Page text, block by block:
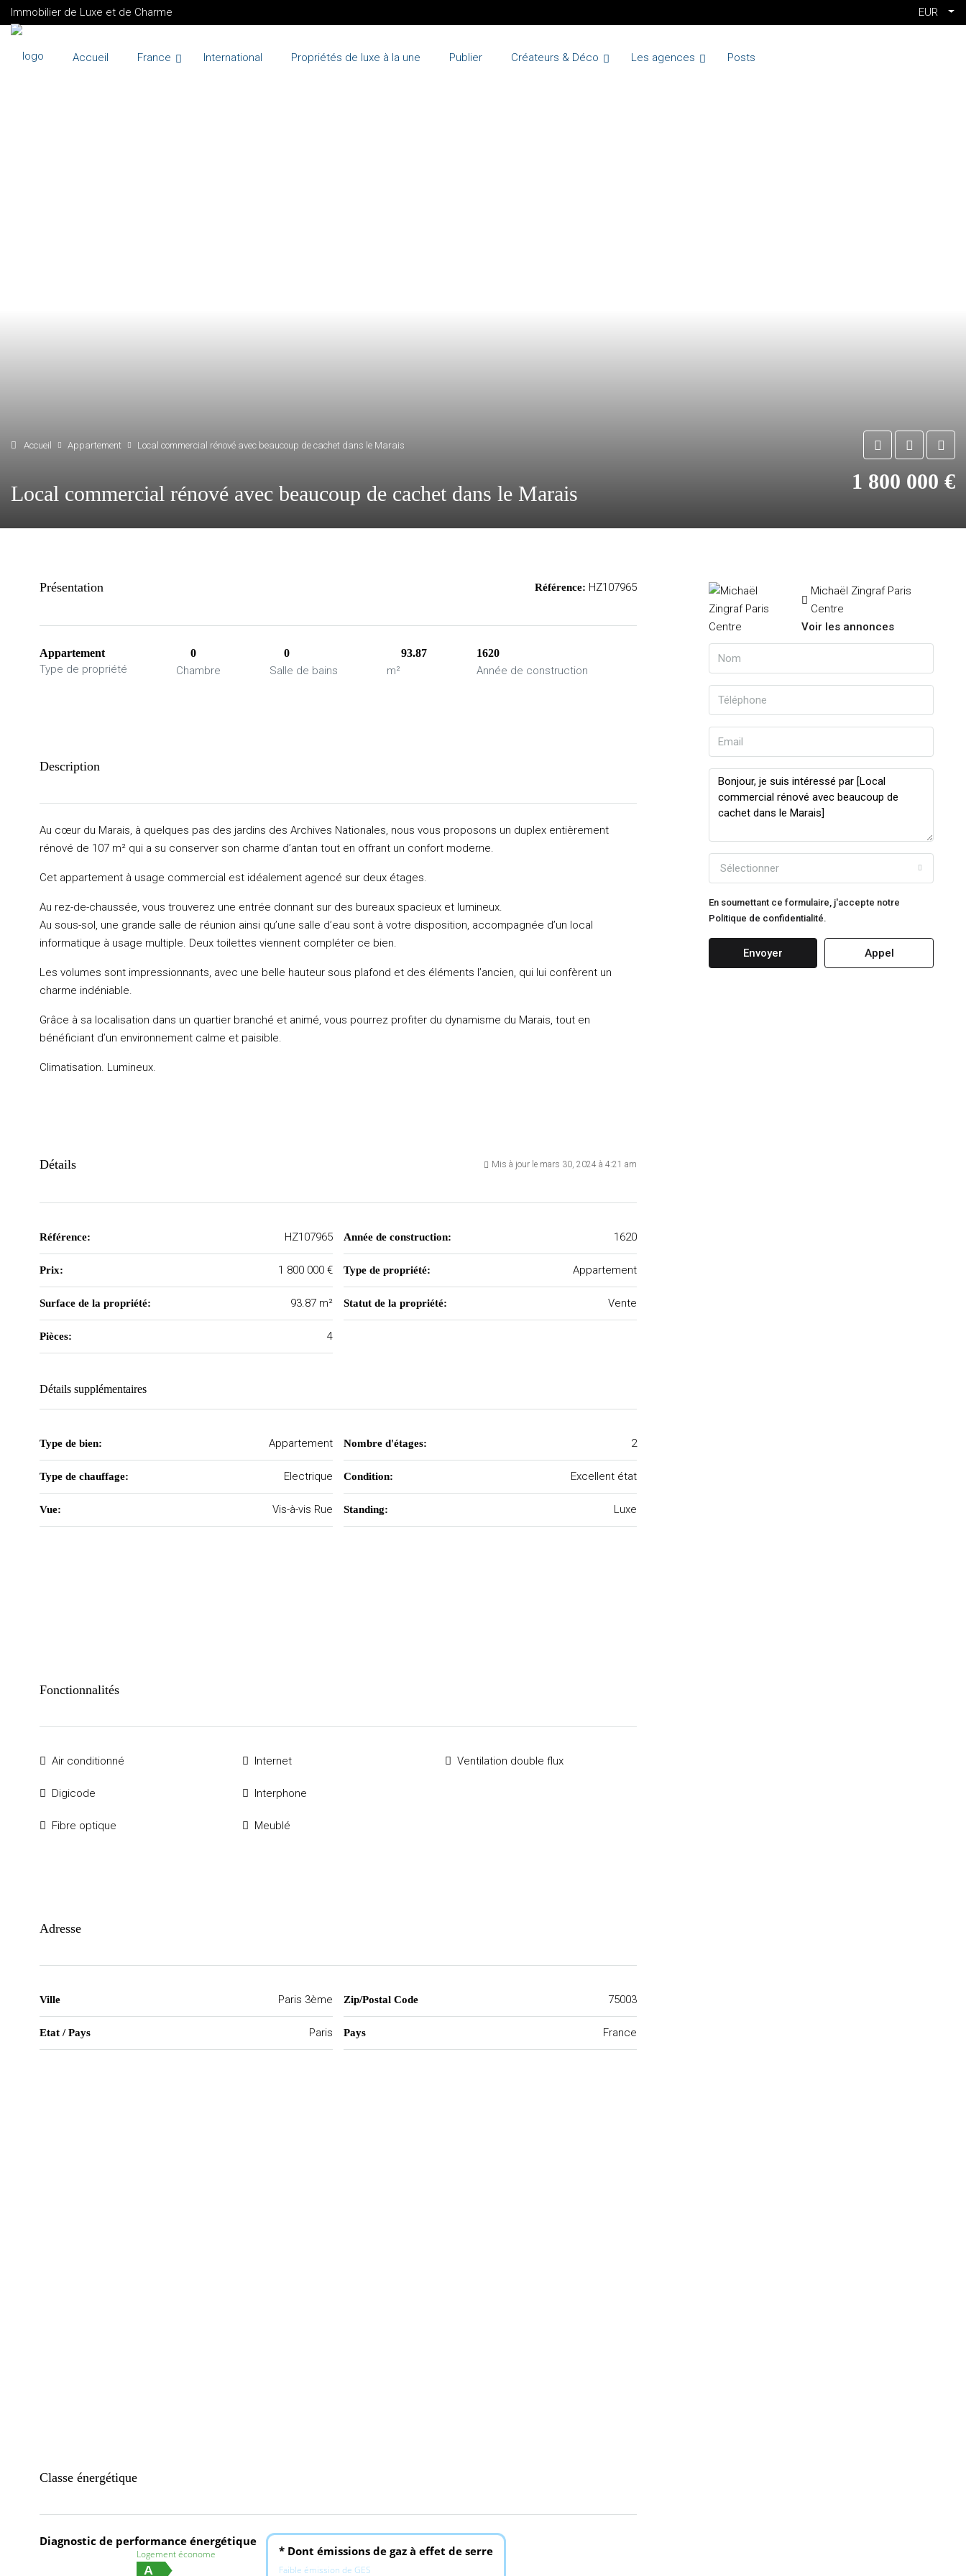
Immobilier de Luxe et de Charme EUR
Accueil France International Propriétés de luxe à la une Publier Créateurs & Déco Les agences Posts
Accueil Appartement Local commercial rénové avec beaucoup de cachet dans le Marais
Local commercial rénové avec beaucoup de cachet dans le Marais
1 800 000 €
Présentation Référence: HZ107965
Appartement
Type de propriété
0
Chambre
0
Salle de bains
93.87
m²
1620
Année de construction
Description
Au cœur du Marais, à quelques pas des jardins des Archives Nationales, nous vous proposons un duplex entièrement
rénové de 107 m² qui a su conserver son charme d’antan tout en offrant un confort moderne.
Cet appartement à usage commercial est idéalement agencé sur deux étages.
Au rez-de-chaussée, vous trouverez une entrée donnant sur des bureaux spacieux et lumineux.
Au sous-sol, une grande salle de réunion ainsi qu’une salle d’eau sont à votre disposition, accompagnée d’un local
informatique à usage multiple. Deux toilettes viennent compléter ce bien.
Les volumes sont impressionnants, avec une belle hauteur sous plafond et des éléments l’ancien, qui lui confèrent un
charme indéniable.
Grâce à sa localisation dans un quartier branché et animé, vous pourrez profiter du dynamisme du Marais, tout en
bénéficiant d’un environnement calme et paisible.
Climatisation. Lumineux.
Détails Mis à jour le mars 30, 2024 à 4:21 am
Référence: HZ107965
Prix: 1 800 000 €
Surface de la propriété: 93.87 m²
Pièces: 4
Année de construction: 1620
Type de propriété: Appartement
Statut de la propriété: Vente
Détails supplémentaires
Type de bien: Appartement
Type de chauffage: Electrique
Vue: Vis-à-vis Rue
Nombre d'étages: 2
Condition: Excellent état
Standing: Luxe
Fonctionnalités
Air conditionné
Digicode
Fibre optique
Internet
Interphone
Meublé
Ventilation double flux
Adresse
Ville Paris 3ème
Etat / Pays Paris
Zip/Postal Code 75003
Pays France
Classe énergétique
Diagnostic de performance énergétique
Logement économe
A
* Dont émissions de gaz à effet de serre
Faible émission de GES
Michaël Zingraf Paris
Centre
Voir les annonces
Sélectionner
En soumettant ce formulaire, j'accepte notre
Politique de confidentialité.
Envoyer Appel